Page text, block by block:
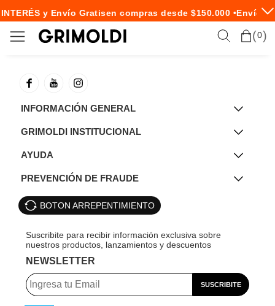
y Envío Gratisen compras desde $150.000 •Envío
0
INFORMACIÓN GENERAL
GRIMOLDI INSTITUCIONAL
AYUDA
PREVENCIÓN DE FRAUDE
BOTON ARREPENTIMIENTO
NEWSLETTER